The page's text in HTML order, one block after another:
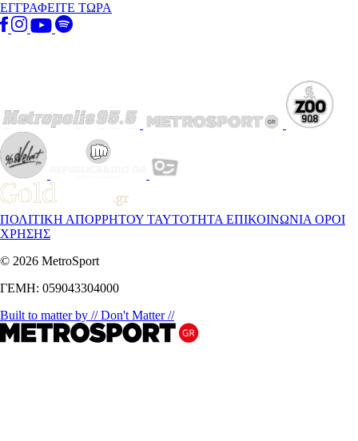
ΕΓΓΡΑΦΕΙΤΕ ΤΩΡΑ
ΠΟΛΙΤΙΚΗ ΑΠΟΡΡΗΤΟΥ ΤΑΥΤΟΤΗΤΑ ΕΠΙΚΟΙΝΩΝΙΑ ΟΡΟΙ
ΧΡΗΣΗΣ
© 2026 MetroSport
ΓΕΜΗ: 059043304000
Built to matter by // Don't Matter //